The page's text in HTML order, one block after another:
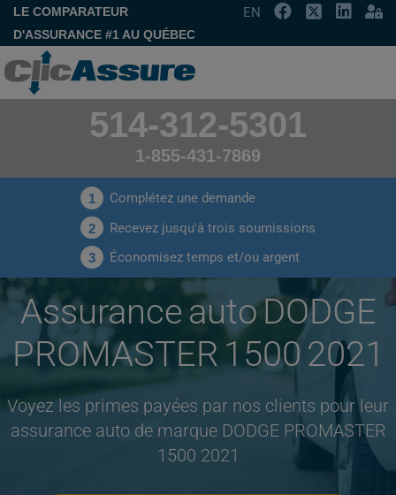
LE COMPARATEUR
D'ASSURANCE #1 AU QUÉBEC
EN
514-312-5301
1-855-431-7869
1 Complétez une demande
2 Recevez jusqu'à trois soumissions
3 Économisez temps et/ou argent
Assurance auto DODGE
PROMASTER 1500 2021
Voyez les primes payées par nos clients pour leur
assurance auto de marque DODGE PROMASTER
1500 2021